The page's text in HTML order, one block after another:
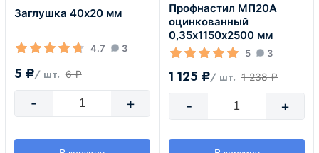
Заглушка 40х20 мм
4.7 3
5 ₽/ шт. 6 ₽
- +
Профнастил МП20А
оцинкованный
0,35х1150х2500 мм
5 3
1 125 ₽/ шт. 1 238 ₽
- +